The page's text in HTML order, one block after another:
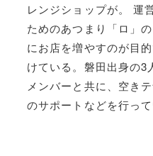
レンジショップが。 運
ためのあつまり「ロ」
にお店を増やすのが目
けている。磐田出身の3
メンバーと共に、空き
のサポートなどを行っ